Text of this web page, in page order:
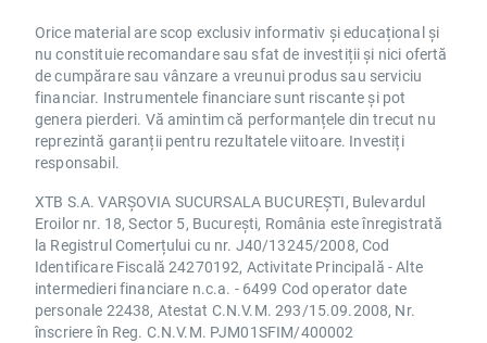
Orice material are scop exclusiv informativ și educațional și
nu constituie recomandare sau sfat de investiții și nici ofertă
de cumpărare sau vânzare a vreunui produs sau serviciu
financiar. Instrumentele financiare sunt riscante și pot
genera pierderi. Vă amintim că performanțele din trecut nu
reprezintă garanții pentru rezultatele viitoare. Investiți
responsabil.
XTB S.A. VARȘOVIA SUCURSALA BUCUREȘTI, Bulevardul
Eroilor nr. 18, Sector 5, București, România este înregistrată
la Registrul Comerțului cu nr. J40/13245/2008, Cod
Identificare Fiscală 24270192, Activitate Principală - Alte
intermedieri financiare n.c.a. - 6499 Cod operator date
personale 22438, Atestat C.N.V.M. 293/15.09.2008, Nr.
înscriere în Reg. C.N.V.M. PJM01SFIM/400002